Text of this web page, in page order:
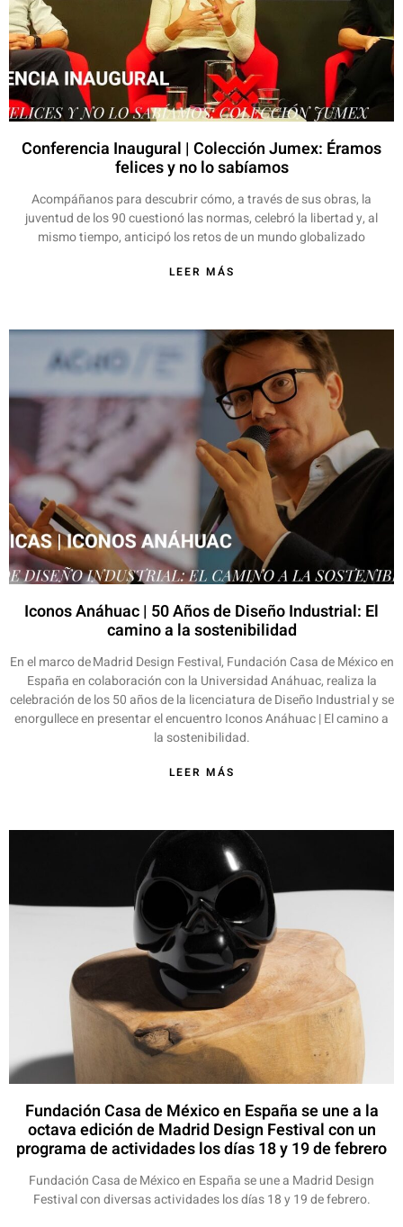
Conferencia Inaugural | Colección Jumex: Éramos
felices y no lo sabíamos
Acompáñanos para descubrir cómo, a través de sus obras, la
juventud de los 90 cuestionó las normas, celebró la libertad y, al
mismo tiempo, anticipó los retos de un mundo globalizado
LEER MÁS
Iconos Anáhuac | 50 Años de Diseño Industrial: El
camino a la sostenibilidad
En el marco de Madrid Design Festival, Fundación Casa de México en
España en colaboración con la Universidad Anáhuac, realiza la
celebración de los 50 años de la licenciatura de Diseño Industrial y se
enorgullece en presentar el encuentro Iconos Anáhuac | El camino a
la sostenibilidad.
LEER MÁS
Fundación Casa de México en España se une a la
octava edición de Madrid Design Festival con un
programa de actividades los días 18 y 19 de febrero
Fundación Casa de México en España se une a Madrid Design
Festival con diversas actividades los días 18 y 19 de febrero.